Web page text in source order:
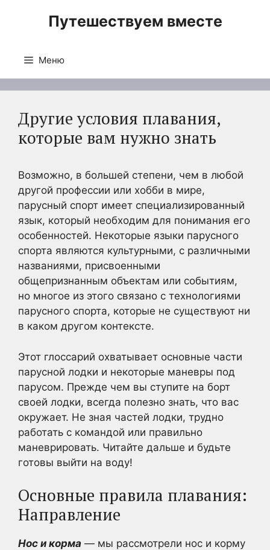
Путешествуем вместе
Меню
Другие условия плавания,
которые вам нужно знать
Возможно, в большей степени, чем в любой
другой профессии или хобби в мире,
парусный спорт имеет специализированный
язык, который необходим для понимания его
особенностей. Некоторые языки парусного
спорта являются культурными, с различными
названиями, присвоенными
общепризнанным объектам или событиям,
но многое из этого связано с технологиями
парусного спорта, которые не существуют ни
в каком другом контексте.
Этот глоссарий охватывает основные части
парусной лодки и некоторые маневры под
парусом. Прежде чем вы ступите на борт
своей лодки, всегда полезно знать, что вас
окружает. Не зная частей лодки, трудно
работать с командой или правильно
маневрировать. Читайте дальше и будьте
готовы выйти на воду!
Основные правила плавания:
Направление
Нос и корма — мы рассмотрели нос и корму